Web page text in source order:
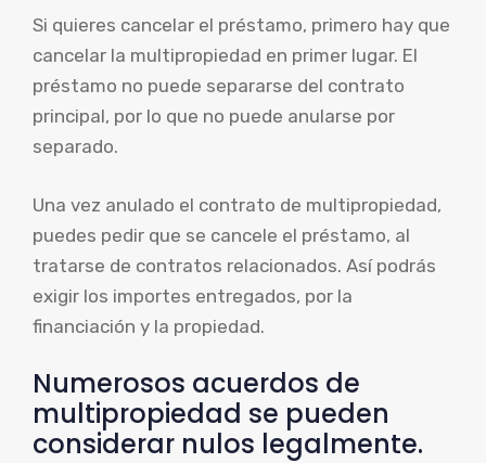
Si quieres cancelar el préstamo, primero hay que
cancelar la multipropiedad en primer lugar. El
préstamo no puede separarse del contrato
principal, por lo que no puede anularse por
separado.
Una vez anulado el contrato de multipropiedad,
puedes pedir que se cancele el préstamo, al
tratarse de contratos relacionados. Así podrás
exigir los importes entregados, por la
financiación y la propiedad.
Numerosos acuerdos de
multipropiedad se pueden
considerar nulos legalmente.